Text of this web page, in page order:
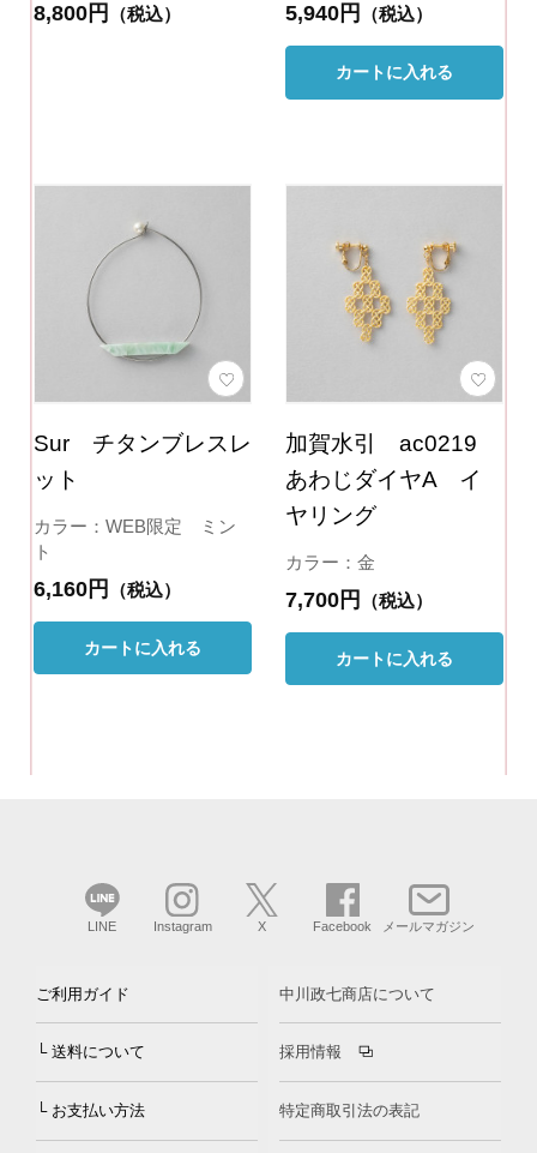
8,800円 （税込） 5,940円 （税込）
カートに入れる
Sur チタンブレスレ
ット
カラー：WEB限定 ミン
ト
6,160円 （税込）
カートに入れる
加賀水引 ac0219
あわじダイヤA イ
ヤリング
カラー：金
7,700円 （税込）
カートに入れる
LINE Instagram X Facebook メールマガジン
ご利用ガイド
└ 送料について
└ お支払い方法
中川政七商店について
採用情報
特定商取引法の表記